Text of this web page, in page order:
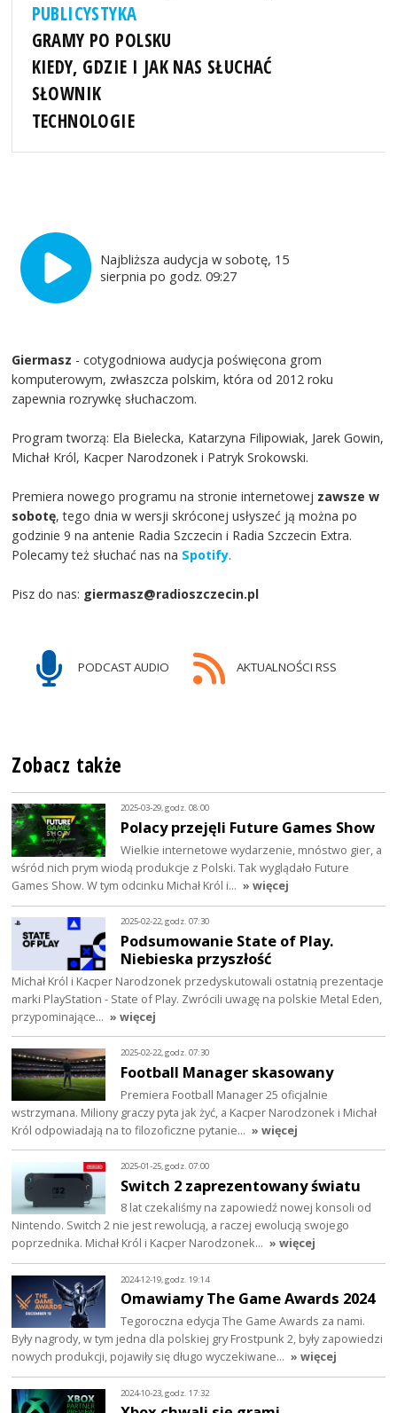
PUBLICYSTYKA
GRAMY PO POLSKU
KIEDY, GDZIE I JAK NAS SŁUCHAĆ
SŁOWNIK
TECHNOLOGIE
Najbliższa audycja w sobotę, 15
sierpnia po godz. 09:27
Giermasz - cotygodniowa audycja poświęcona grom
komputerowym, zwłaszcza polskim, która od 2012 roku
zapewnia rozrywkę słuchaczom.
Program tworzą: Ela Bielecka, Katarzyna Filipowiak, Jarek Gowin,
Michał Król, Kacper Narodzonek i Patryk Srokowski.
Premiera nowego programu na stronie internetowej zawsze w
sobotę, tego dnia w wersji skróconej usłyszeć ją można po
godzinie 9 na antenie Radia Szczecin i Radia Szczecin Extra.
Polecamy też słuchać nas na Spotify.
Pisz do nas: giermasz@radioszczecin.pl
PODCAST AUDIO AKTUALNOŚCI RSS
Zobacz także
2025-03-29, godz. 08:00
Polacy przejęli Future Games Show
Wielkie internetowe wydarzenie, mnóstwo gier, a
wśród nich prym wiodą produkcje z Polski. Tak wyglądało Future
Games Show. W tym odcinku Michał Król i… » więcej
2025-02-22, godz. 07:30
Podsumowanie State of Play.
Niebieska przyszłość
Michał Król i Kacper Narodzonek przedyskutowali ostatnią prezentacje
marki PlayStation - State of Play. Zwrócili uwagę na polskie Metal Eden,
przypominające… » więcej
2025-02-22, godz. 07:30
Football Manager skasowany
Premiera Football Manager 25 oficjalnie
wstrzymana. Miliony graczy pyta jak żyć, a Kacper Narodzonek i Michał
Król odpowiadają na to filozoficzne pytanie… » więcej
2025-01-25, godz. 07:00
Switch 2 zaprezentowany światu
8 lat czekaliśmy na zapowiedź nowej konsoli od
Nintendo. Switch 2 nie jest rewolucją, a raczej ewolucją swojego
poprzednika. Michał Król i Kacper Narodzonek… » więcej
2024-12-19, godz. 19:14
Omawiamy The Game Awards 2024
Tegoroczna edycja The Game Awards za nami.
Były nagrody, w tym jedna dla polskiej gry Frostpunk 2, były zapowiedzi
nowych produkcji, pojawiły się długo wyczekiwane… » więcej
2024-10-23, godz. 17:32